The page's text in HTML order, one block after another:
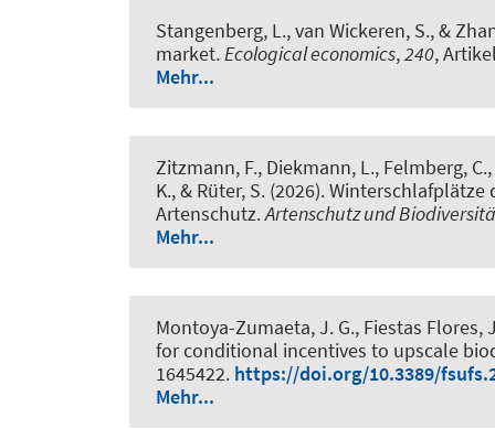
Stangenberg, L., van Wickeren, S., &
market.Ecological economics,240,
Mehr...
Zitzmann, F., Diekmann, L., Felmberg,
K., & Rüter, S. (2026).Winterschlafplätze
Artenschutz.Artenschutz und
Mehr...
Montoya-Zumaeta, J. G., Fiestas Flores,
for conditional incentives to upscale
1645422. https://doi.org/10.3389/
Mehr...